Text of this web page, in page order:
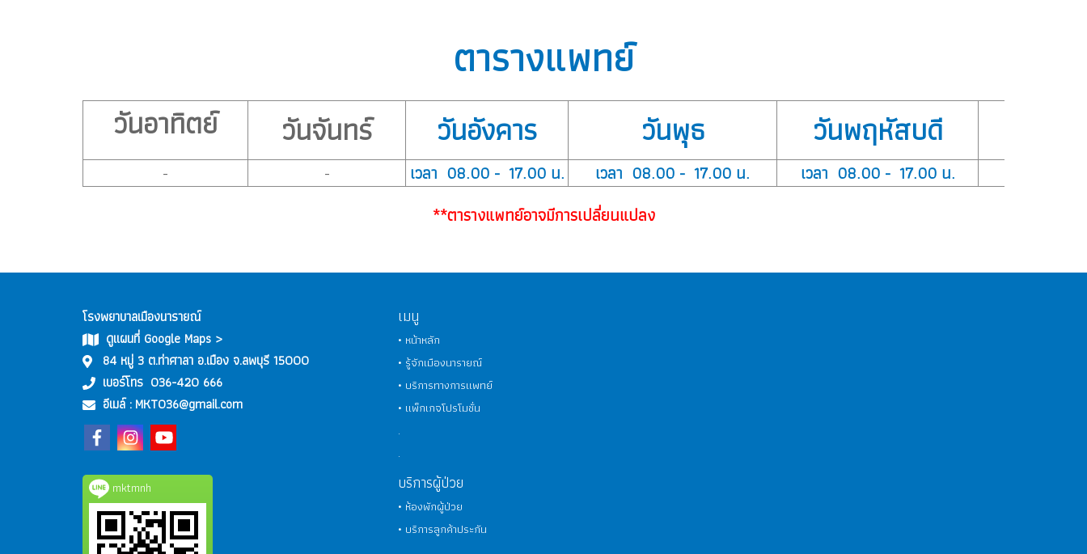
ตารางแพทย์
วันอาทิตย์ วันจันทร์ วันอังคาร วันพุธ วันพฤหัสบดี
- - เวลา 08.00 - 17.00 น. เวลา 08.00 - 17.00 น. เวลา 08.00 - 17.00 น.
**ตารางแพทย์อาจมีการเปลี่ยนแปลง
โรงพยาบาลเมืองนารายณ์
ดูแผนที่ Google Maps >
84 หมู่ 3 ต.ท่าศาลา อ.เมือง จ.ลพบุรี 15000
เบอร์โทร 036-420 666
อีเมล์ : MKT036@gmail.com
mktmnh
เมนู
• หน้าหลัก
• รู้จักเมืองนารายณ์
• บริการทางการแพทย์
• แพ็กเกจโปรโมชั่น
.
.
บริการผู้ป่วย
• ห้องพักผู้ป่วย
• บริการลูกค้าประกัน